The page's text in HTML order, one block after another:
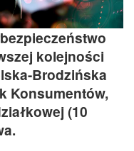
kolejności
Brodzińska
Konsumentów,
(10